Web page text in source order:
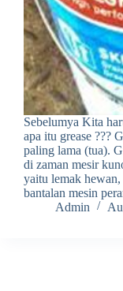
Sebelumya Kita
apa itu grease ???
paling lama (tua).
di zaman mesir
yaitu lemak
bantalan mesin
Admin